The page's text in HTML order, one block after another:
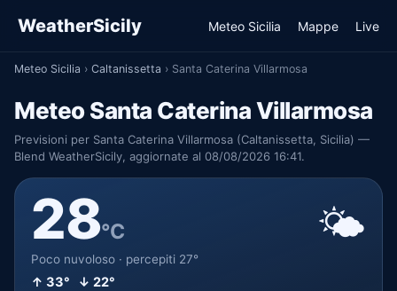
WeatherSicily Meteo Sicilia Mappe Live
Meteo Sicilia › Caltanissetta › Santa Caterina Villarmosa
Meteo Santa Caterina Villarmosa
Previsioni per Santa Caterina Villarmosa (Caltanissetta, Sicilia) —
Blend WeatherSicily, aggiornate al 08/08/2026 16:41.
28°C
Poco nuvoloso · percepiti 27°
↑ 33° ↓ 22°
🌤️